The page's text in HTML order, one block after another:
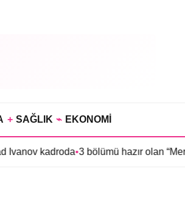
+ SAĞLIK ⌁ EKONOMİ
kadroda•3 bölümü hazır olan “Mercan